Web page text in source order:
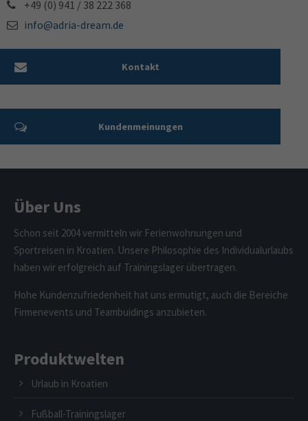
+49 (0) 941 / 38 222 368
info@adria-dream.de
Kontakt
Kundenmeinungen
Über Uns
Schon seit 2004 vermitteln wir Ferienwohnungen und
Sportreisen in Kroatien. Unsere Philosophie des Individualurlaubs
haben wir erfolgreich auf Trainingslager übertragen.
Hohe Kundenzufriedenheit hat uns ermutigt, auch die Bereiche
Firmenevents und Teambuidings anzubieten.
Produktwelten
Urlaub in Kroatien
Fußball-Trainingslager